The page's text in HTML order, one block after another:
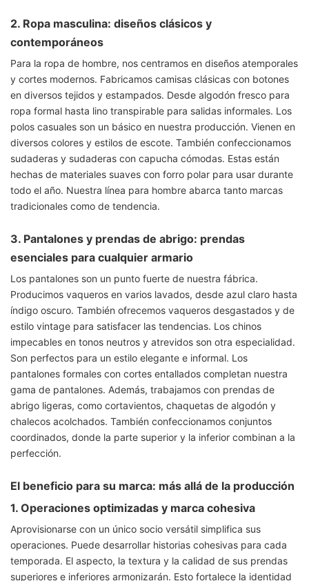
2. Ropa masculina: diseños clásicos y
contemporáneos
Para la ropa de hombre, nos centramos en diseños atemporales
y cortes modernos. Fabricamos camisas clásicas con botones
en diversos tejidos y estampados. Desde algodón fresco para
ropa formal hasta lino transpirable para salidas informales. Los
polos casuales son un básico en nuestra producción. Vienen en
diversos colores y estilos de escote. También confeccionamos
sudaderas y sudaderas con capucha cómodas. Estas están
hechas de materiales suaves con forro polar para usar durante
todo el año. Nuestra línea para hombre abarca tanto marcas
tradicionales como de tendencia.
3. Pantalones y prendas de abrigo: prendas
esenciales para cualquier armario
Los pantalones son un punto fuerte de nuestra fábrica.
Producimos vaqueros en varios lavados, desde azul claro hasta
índigo oscuro. También ofrecemos vaqueros desgastados y de
estilo vintage para satisfacer las tendencias. Los chinos
impecables en tonos neutros y atrevidos son otra especialidad.
Son perfectos para un estilo elegante e informal. Los
pantalones formales con cortes entallados completan nuestra
gama de pantalones. Además, trabajamos con prendas de
abrigo ligeras, como cortavientos, chaquetas de algodón y
chalecos acolchados. También confeccionamos conjuntos
coordinados, donde la parte superior y la inferior combinan a la
perfección.
El beneficio para su marca: más allá de la producción
1. Operaciones optimizadas y marca cohesiva
Aprovisionarse con un único socio versátil simplifica sus
operaciones. Puede desarrollar historias cohesivas para cada
temporada. El aspecto, la textura y la calidad de sus prendas
superiores e inferiores armonizarán. Esto fortalece la identidad